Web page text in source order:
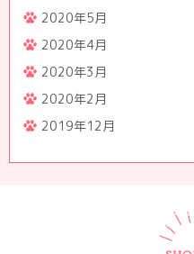
2020年5月
2020年4月
2020年3月
2020年2月
2019年12月